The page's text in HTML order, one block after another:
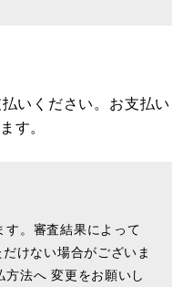
いください。お支払い
す。
す。審査結果によって
けない場合がございま
法へ 変更をお願いし